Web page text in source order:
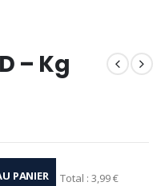
– Kg
PANIER Total :3,99 €